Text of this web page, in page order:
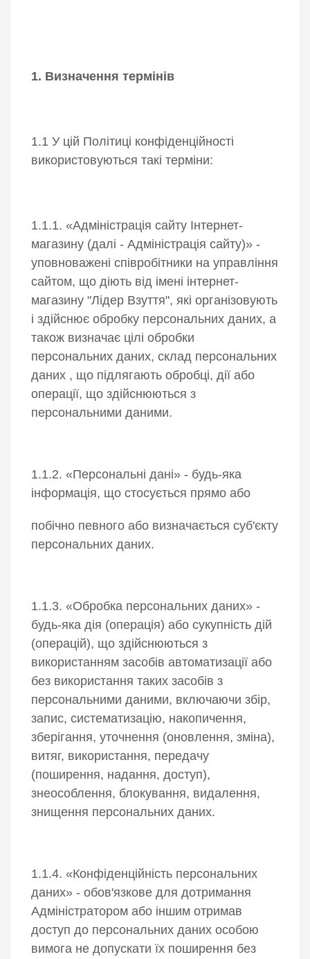
1. Визначення термінів
1.1 У цій Політиці конфіденційності
використовуються такі терміни:
1.1.1. «Адміністрація сайту Інтернет-
магазину (далі - Адміністрація сайту)» -
уповноважені співробітники на управління
сайтом, що діють від імені інтернет-
магазину "Лідер Взуття", які організовують
і здійснює обробку персональних даних, а
також визначає цілі обробки
персональних даних, склад персональних
даних , що підлягають обробці, дії або
операції, що здійснюються з
персональними даними.
1.1.2. «Персональні дані» - будь-яка
інформація, що стосується прямо або
побічно певного або визначається суб'єкту
персональних даних.
1.1.3. «Обробка персональних даних» -
будь-яка дія (операція) або сукупність дій
(операцій), що здійснюються з
використанням засобів автоматизації або
без використання таких засобів з
персональними даними, включаючи збір,
запис, систематизацію, накопичення,
зберігання, уточнення (оновлення, зміна),
витяг, використання, передачу
(поширення, надання, доступ),
знеособлення, блокування, видалення,
знищення персональних даних.
1.1.4. «Конфіденційність персональних
даних» - обов'язкове для дотримання
Адміністратором або іншим отримав
доступ до персональних даних особою
вимога не допускати їх поширення без